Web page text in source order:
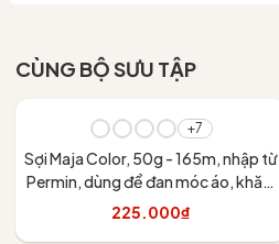
CÙNG BỘ SƯU TẬP
+7
Sợi Maja Color, 50g - 165m, nhập từ
Permin, dùng để đan móc áo, khăn,
váy
225.000₫